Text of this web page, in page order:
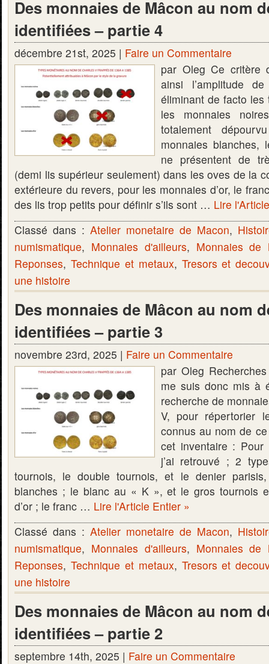
Des monnaies de Mâcon au nom
identifiées – partie 4
décembre 21st, 2025 | Faire un Commentaire
par Oleg Ce critère
ainsi l’amplitude
éliminant de facto
les monnaies
totalement
monnaies blanches,
ne présentent de
(demi lis supérieur seulement) dans les oves de la
extérieure du revers, pour les monnaies d’or, le
des lis trop petits pour définir s’ils sont … Lire
Classé dans : Atelier monetaire de Macon,
numismatique, Monnaies d'ailleurs, Monnaies de
Reponses, Technique et metaux, Tresors et
une histoire
Des monnaies de Mâcon au nom
identifiées – partie 3
novembre 23rd, 2025 | Faire un Commentaire
par Oleg
me suis donc mis à
recherche de
V, pour répertorier
connus au nom de
cet inventaire : Pour
j’ai retrouvé ; 2
tournois, le double tournois, et le denier
blanches ; le blanc au « K », et le gros tournois
d’or ; le franc … Lire l'Article Entier »
Classé dans : Atelier monetaire de Macon,
numismatique, Monnaies d'ailleurs, Monnaies de
Reponses, Technique et metaux, Tresors et
une histoire
Des monnaies de Mâcon au nom
identifiées – partie 2
septembre 14th, 2025 | Faire un Commentaire